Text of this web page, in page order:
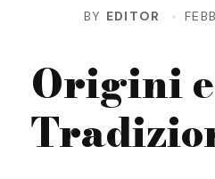
BY EDITOR
Origini e